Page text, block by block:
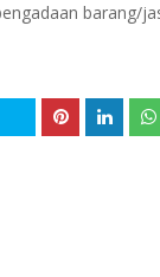
barang/